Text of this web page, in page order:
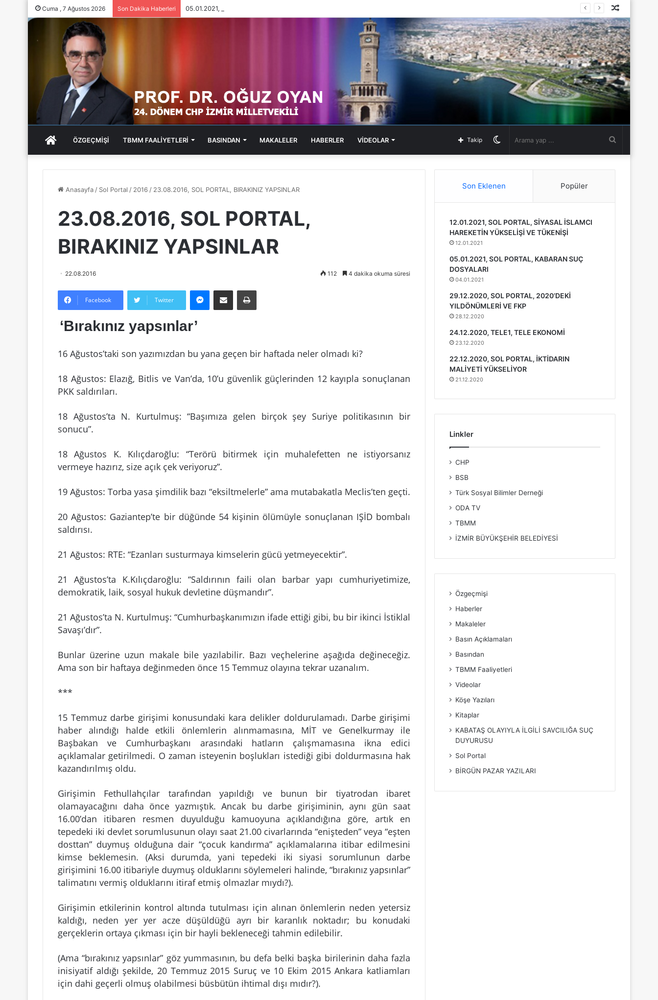
Cuma , 7 Ağustos 2026 Son Dakika Haberleri 05.01.2021, SOL PORTAL, KABARAN SUÇ DOSYALARI
Makale
ANA
SAYFA
ÖZGEÇMİŞİ TBMM FAALİYETLERİ BASINDAN MAKALELER HABERLER VİDEOLAR
görünümü
Takip
Anasayfa/ Sol Portal / 2016/ 23.08.2016, SOL PORTAL, BIRAKINIZ YAPSINLAR
23.08.2016, SOL PORTAL,
BIRAKINIZ YAPSINLAR
22.08.2016 112 4 dakika okuma süresi
Facebook Twitter
‘Bırakınız yapsınlar’
16 Ağustos’taki son yazımızdan bu yana geçen bir haftada neler olmadı ki?
18 Ağustos: Elazığ, Bitlis ve Van’da, 10’u güvenlik güçlerinden 12 kayıpla sonuçlanan
PKK saldırıları.
18 Ağustos’ta N. Kurtulmuş: “Başımıza gelen birçok şey Suriye politikasının bir
sonucu”.
18 Ağustos K. Kılıçdaroğlu: “Terörü bitirmek için muhalefetten ne istiyorsanız
vermeye hazırız, size açık çek veriyoruz”.
19 Ağustos: Torba yasa şimdilik bazı “eksiltmelerle” ama mutabakatla Meclis’ten geçti.
20 Ağustos: Gaziantep’te bir düğünde 54 kişinin ölümüyle sonuçlanan IŞİD bombalı
saldırısı.
21 Ağustos: RTE: “Ezanları susturmaya kimselerin gücü yetmeyecektir”.
21 Ağustos’ta K.Kılıçdaroğlu: “Saldırının faili olan barbar yapı cumhuriyetimize,
demokratik, laik, sosyal hukuk devletine düşmandır”.
21 Ağustos’ta N. Kurtulmuş: “Cumhurbaşkanımızın ifade ettiği gibi, bu bir ikinci İstiklal
Savaşı’dır”.
Bunlar üzerine uzun makale bile yazılabilir. Bazı veçhelerine aşağıda değineceğiz.
Ama son bir haftaya değinmeden önce 15 Temmuz olayına tekrar uzanalım.
***
15 Temmuz darbe girişimi konusundaki kara delikler doldurulamadı. Darbe girişimi
haber alındığı halde etkili önlemlerin alınmamasına, MİT ve Genelkurmay ile
Başbakan ve Cumhurbaşkanı arasındaki hatların çalışmamasına ikna edici
açıklamalar getirilmedi. O zaman isteyenin boşlukları istediği gibi doldurmasına hak
kazandırılmış oldu.
Girişimin Fethullahçılar tarafından yapıldığı ve bunun bir tiyatrodan ibaret
olamayacağını daha önce yazmıştık. Ancak bu darbe girişiminin, aynı gün saat
16.00’dan itibaren resmen duyulduğu kamuoyuna açıklandığına göre, artık en
tepedeki iki devlet sorumlusunun olayı saat 21.00 civarlarında “enişteden” veya “eşten
dosttan” duymuş olduğuna dair “çocuk kandırma” açıklamalarına itibar edilmesini
kimse beklemesin. (Aksi durumda, yani tepedeki iki siyasi sorumlunun darbe
girişimini 16.00 itibariyle duymuş olduklarını söylemeleri halinde, “bırakınız yapsınlar”
talimatını vermiş olduklarını itiraf etmiş olmazlar mıydı?).
Girişimin etkilerinin kontrol altında tutulması için alınan önlemlerin neden yetersiz
kaldığı, neden yer yer acze düşüldüğü ayrı bir karanlık noktadır; bu konudaki
gerçeklerin ortaya çıkması için bir hayli bekleneceği tahmin edilebilir.
(Ama “bırakınız yapsınlar” göz yummasının, bu defa belki başka birilerinin daha fazla
inisiyatif aldığı şekilde, 20 Temmuz 2015 Suruç ve 10 Ekim 2015 Ankara katliamları
için dahi geçerli olmuş olabilmesi büsbütün ihtimal dışı mıdır?).
Son Eklenen Popüler
12.01.2021, SOL PORTAL, SİYASAL İSLAMCI
HAREKETİN YÜKSELİŞİ VE TÜKENİŞİ
12.01.2021
05.01.2021, SOL PORTAL, KABARAN SUÇ
DOSYALARI
04.01.2021
29.12.2020, SOL PORTAL, 2020’DEKİ
YILDÖNÜMLERİ VE FKP
28.12.2020
24.12.2020, TELE1, TELE EKONOMİ
23.12.2020
22.12.2020, SOL PORTAL, İKTİDARIN
MALİYETİ YÜKSELİYOR
21.12.2020
Linkler
CHP
BSB
Türk Sosyal Bilimler Derneği
ODA TV
TBMM
İZMİR BÜYÜKŞEHİR BELEDİYESİ
Özgeçmişi
Haberler
Makaleler
Basın Açıklamaları
Basından
TBMM Faaliyetleri
Videolar
Köşe Yazıları
Kitaplar
KABATAŞ OLAYIYLA İLGİLİ SAVCILIĞA SUÇ
DUYURUSU
Sol Portal
BİRGÜN PAZAR YAZILARI